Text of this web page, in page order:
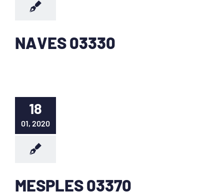
NAVES 03330
18
01, 2020
MESPLES 03370